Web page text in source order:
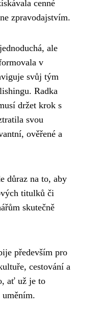
cenné
zpravodajstvím.
ale
v
svůj tým
Radka
držet krok s
svou
ověřené a
důraz na to, aby
titulků či
skutečně
především pro
cestování a
ať už je to